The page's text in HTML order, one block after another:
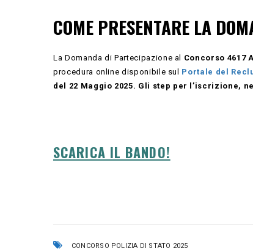
COME PRESENTARE LA
La Domanda di Partecipazione al Concorso 4617
procedura online disponibile sul Portale del
del 22 Maggio 2025. Gli step per l’iscrizione,
SCARICA IL BANDO!
CONCORSO POLIZIA DI STATO 2025